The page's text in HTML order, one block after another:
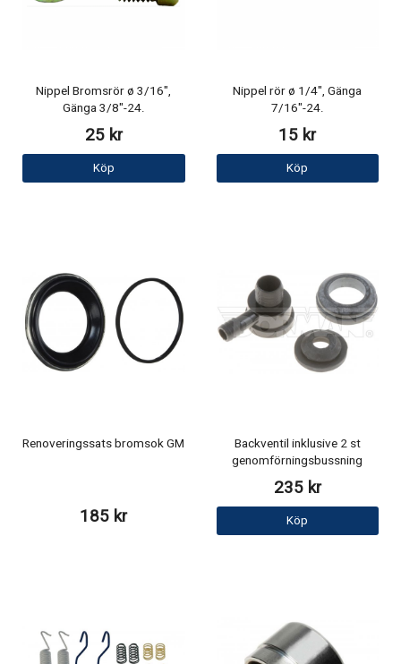
Nippel Bromsrör ø 3/16",
Gänga 3/8"-24.
25 kr
Köp
Nippel rör ø 1/4", Gänga
7/16"-24.
15 kr
Köp
Renoveringssats bromsok GM
185 kr
Backventil inklusive 2 st
genomförningsbussning
235 kr
Köp